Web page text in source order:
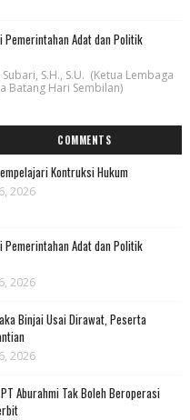
Adat dan Politik
S.H., S.U. (Ketua Lembaga
Batang Hari Sembilan)
COMMENTS
Kontruksi Hukum
2026
Adat dan Politik
2026
Binjai Usai Dirawat, Peserta
2026
PT Aburahmi Tak Boleh Beroperasi